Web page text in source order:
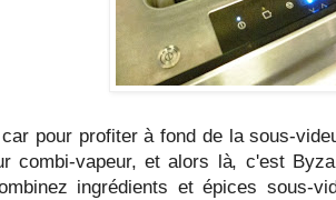
pour profiter à fond de la sous-
combi-vapeur, et alors là, c'est
ingrédients et épices sous-